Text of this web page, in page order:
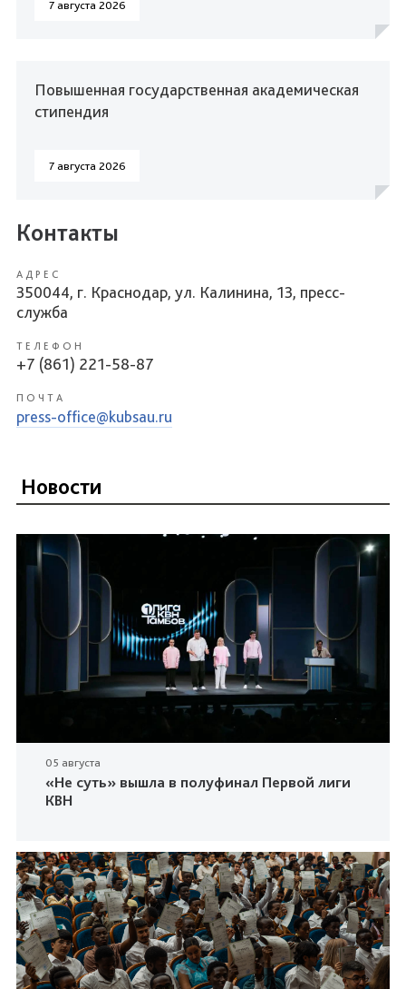
7 августа 2026
Повышенная государственная академическая
стипендия
7 августа 2026
Контакты
АДРЕС
350044, г. Краснодар, ул. Калинина, 13, пресс-
служба
ТЕЛЕФОН
+7 (861) 221-58-87
ПОЧТА
press-office@kubsau.ru
Новости
05 августа
«Не суть» вышла в полуфинал Первой лиги
КВН